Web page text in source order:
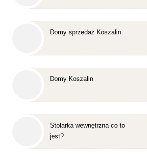
Domy sprzedaż Koszalin
Domy Koszalin
Stolarka wewnętrzna co to
jest?